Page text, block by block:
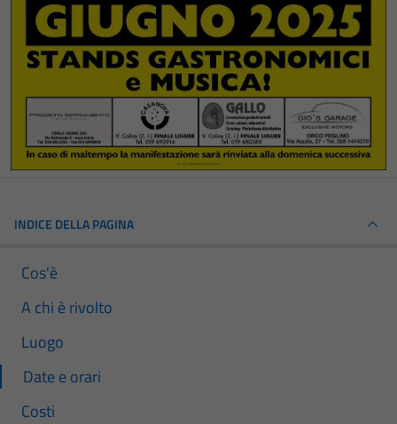
INDICE DELLA PAGINA
Cos'è
A chi è rivolto
Luogo
Date e orari
Costi